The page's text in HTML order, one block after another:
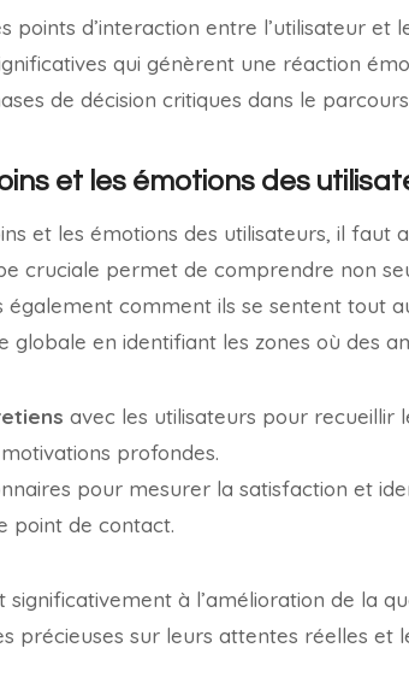
points d’interaction entre l’utilisateur et
qui génèrent une réaction
de décision critiques dans le
et les émotions des
et les émotions des utilisateurs, il faut
cruciale permet de comprendre non
comment ils se sentent tout
globale en identifiant les zones où des
avec les utilisateurs pour recueillir
profondes.
pour mesurer la satisfaction et
point de contact.
significativement à l’amélioration de la
précieuses sur leurs attentes réelles et